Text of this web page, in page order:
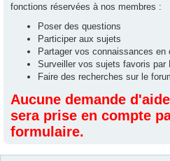
fonctions réservées à nos membres :
Poser des questions
Participer aux sujets
Partager vos connaissances en
Surveiller vos sujets favoris par
Faire des recherches sur le
Aucune demande
sera prise en compte
formulaire.